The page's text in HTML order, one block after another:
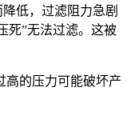
低，过滤阻力急剧
死”无法过滤。这被
高的压力可能破坏产